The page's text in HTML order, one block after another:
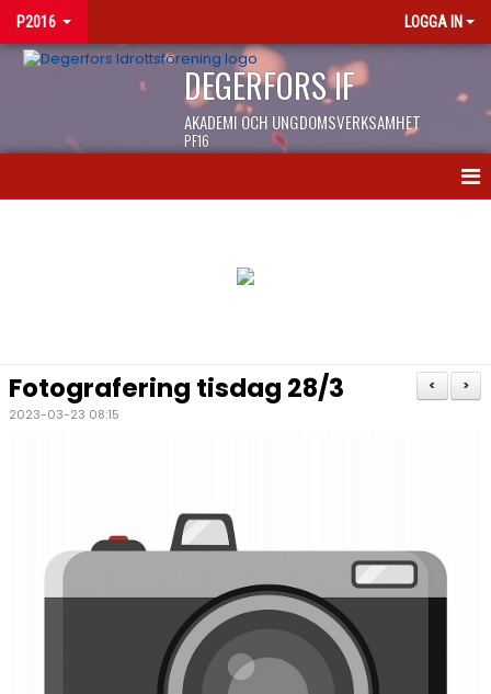
P2016 LOGGA IN
DEGERFORS IF
AKADEMI OCH UNGDOMSVERKSAMHET
PF16
TRUPPEN
KONTAKT
>
<
Fotografering tisdag 28/3
2023-03-23 08:15